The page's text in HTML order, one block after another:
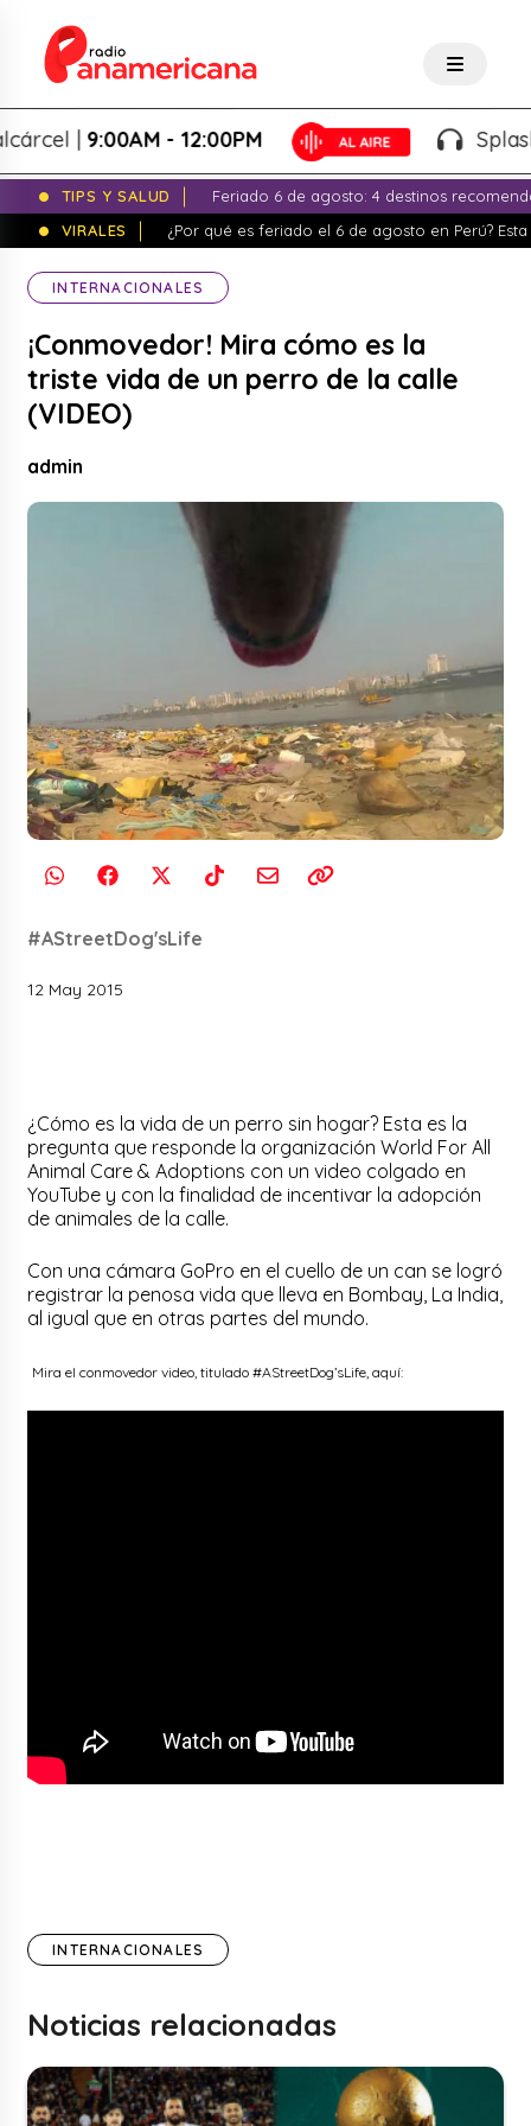
|9:00AM - 12:00PM Splash! -
TIPS Y SALUD
Feriado 6 de agosto: 4 destinos
VIRALES
¿Por qué es feriado el 6 de agosto en Perú?
INTERNACIONALES
¡Conmovedor! Mira cómo es la
triste vida de un perro de la calle
(VIDEO)
admin
#AStreetDog'sLife
12 May 2015
¿Cómo es la vida de un perro sin hogar? Esta es la
pregunta que responde la organización World For All
Animal Care & Adoptions con un video colgado en
YouTube y con la finalidad de incentivar la adopción
de animales de la calle.
Con una cámara GoPro en el cuello de un can se logró
registrar la penosa vida que lleva en Bombay, La India,
al igual que en otras partes del mundo.
Mira el conmovedor video, titulado #AStreetDog’sLife, aquí:
INTERNACIONALES
Noticias relacionadas